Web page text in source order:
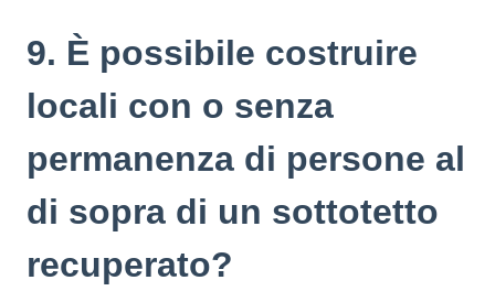
9. È possibile costruire
locali con o senza
permanenza di persone al
di sopra di un sottotetto
recuperato?